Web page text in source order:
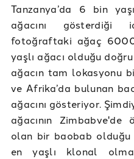
Tanzanya’da 6 bin
ağacını gösterdiği
fotoğraftaki ağaç 6000
yaşlı ağacı olduğu
ağacın tam lokasyonu
ve Afrika’da bulunan
ağacını gösteriyor.
ağacının Zimbabve'de
olan bir baobab olduğu
en yaşlı klonal